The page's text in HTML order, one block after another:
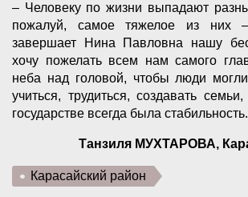
– Человеку по жизни выпадают
пожалуй, самое тяжелое из них
завершает Нина Павловна нашу
хочу пожелать всем нам самого
неба над головой, чтобы люди
учиться, трудиться, создавать
государстве всегда была стабильность.
Танзиля МУХТАРОВА,
Карасайский район